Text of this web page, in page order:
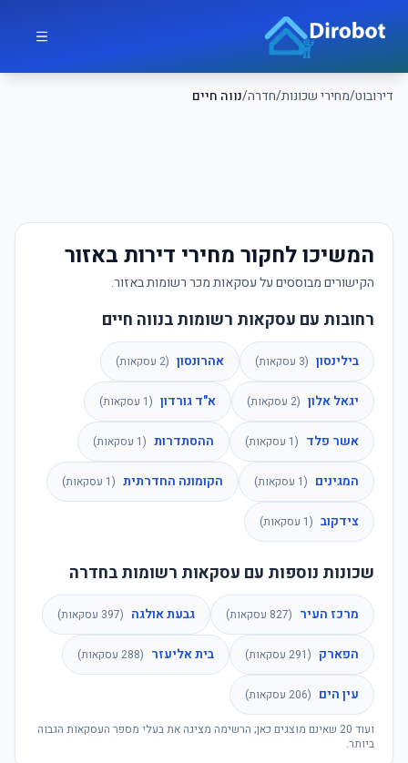
דירובוט/מחירי שכונות/חדרה/נווה חיים
דירובוט
המשיכו לחקור מחירי דירות באזור
הקישורים מבוססים על עסקאות מכר רשומות באזור.
רחובות עם עסקאות רשומות בנווה חיים
בילינסון (
3 עסקאות) אהרונסון (
2 עסקאות)
יגאל אלון (
2 עסקאות) א"ד גורדון (
1 עסקאות)
אשר פלד (
1 עסקאות) ההסתדרות (
1 עסקאות)
המגינים (
1 עסקאות) הקומונה החדרתית (
1 עסקאות)
צידקוב (
1 עסקאות)
שכונות נוספות עם עסקאות רשומות בחדרה
מרכז העיר (
827 עסקאות) גבעת אולגה (
397 עסקאות)
הפארק (
291 עסקאות) בית אליעזר (
288 עסקאות)
עין הים (
206 עסקאות)
ועוד 20 שאינם מוצגים כאן; הרשימה מציגה את בעלי מספר העסקאות הגבוה
ביותר.